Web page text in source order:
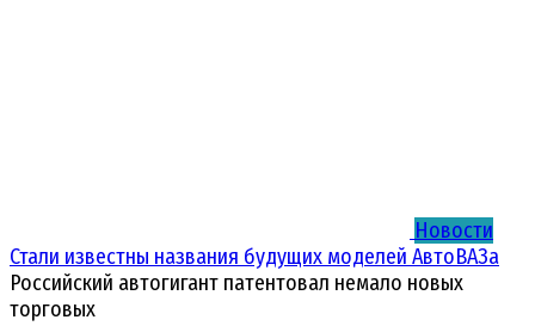
Новости
Стали известны названия будущих моделей АвтоВАЗа
Российский автогигант патентовал немало новых
торговых